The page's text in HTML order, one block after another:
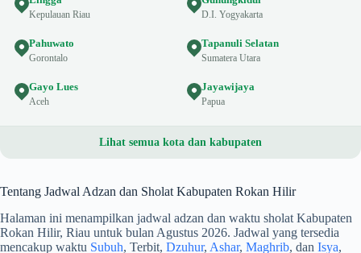
Kepulauan Riau D.I. Yogyakarta
Pahuwato
Gorontalo
Tapanuli Selatan
Sumatera Utara
Gayo Lues
Aceh
Jayawijaya
Papua
Lihat semua kota dan kabupaten
Tentang Jadwal Adzan dan Sholat Kabupaten Rokan Hilir
Halaman ini menampilkan jadwal adzan dan waktu sholat Kabupaten
Rokan Hilir, Riau untuk bulan Agustus 2026. Jadwal yang tersedia
mencakup waktu Subuh, Terbit, Dzuhur, Ashar, Maghrib, dan Isya,